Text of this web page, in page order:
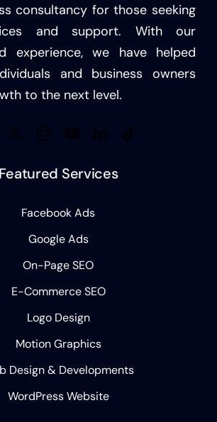
consultancy for those seeking
and support. With our
experience, we have helped
and business owners
to the next level.
Featured Services
Facebook Ads
Google Ads
On-Page SEO
E-Commerce SEO
Logo Design
Motion Graphics
Design & Developments
WordPress Website